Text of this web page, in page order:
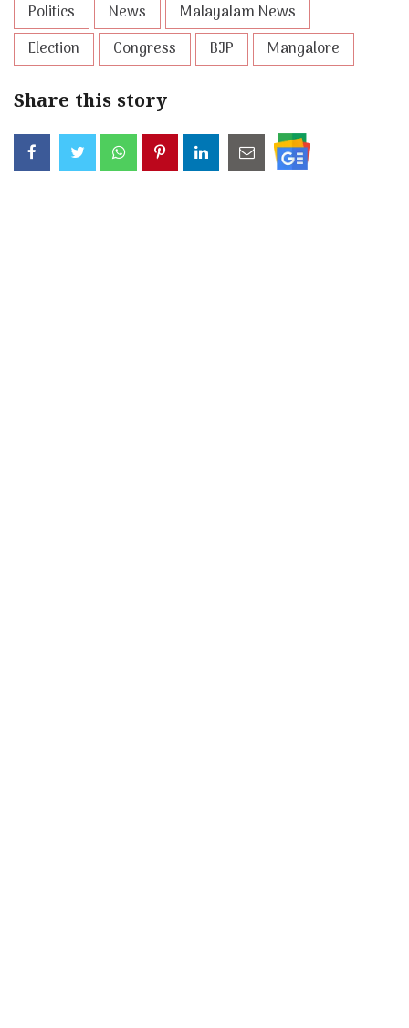
Politics News
Malayalam News
Election
Congress BJP Mangalore
Share this story